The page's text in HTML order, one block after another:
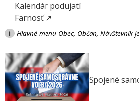
Kalendár podujatí
Farnosť ↗
i Hlavné menu Obec, Občan, Návštevník
Spojené